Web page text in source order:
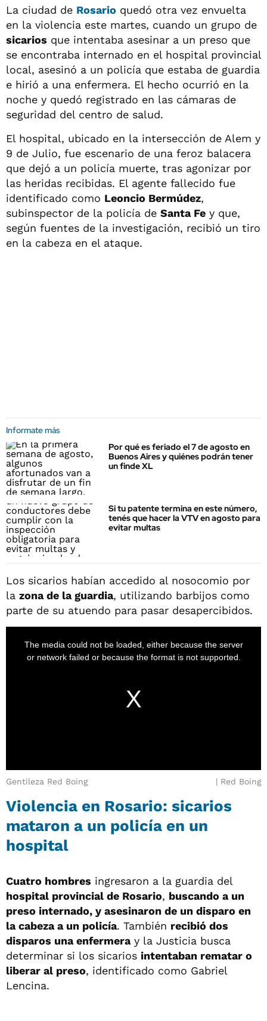
La ciudad de Rosario quedó otra vez envuelta
en la violencia este martes, cuando un grupo de
sicarios que intentaba asesinar a un preso que
se encontraba internado en el hospital provincial
local, asesinó a un policía que estaba de guardia
e hirió a una enfermera. El hecho ocurrió en la
noche y quedó registrado en las cámaras de
seguridad del centro de salud.
El hospital, ubicado en la intersección de Alem y
9 de Julio, fue escenario de una feroz balacera
que dejó a un policía muerte, tras agonizar por
las heridas recibidas. El agente fallecido fue
identificado como Leoncio Bermúdez,
subinspector de la policía de Santa Fe y que,
según fuentes de la investigación, recibió un tiro
en la cabeza en el ataque.
Informate más
Por qué es feriado el 7 de agosto en
Buenos Aires y quiénes podrán tener
un finde XL
Si tu patente termina en este número,
tenés que hacer la VTV en agosto para
evitar multas
Los sicarios habían accedido al nosocomio por
la zona de la guardia, utilizando barbijos como
parte de su atuendo para pasar desapercibidos.
Gentileza Red Boing Red Boing
Violencia en Rosario: sicarios
mataron a un policía en un
hospital
Cuatro hombres ingresaron a la guardia del
hospital provincial de Rosario, buscando a un
preso internado, y asesinaron de un disparo en
la cabeza a un policía. También recibió dos
disparos una enfermeray la Justicia busca
determinar si los sicarios intentaban rematar o
liberar al preso, identificado como Gabriel
Lencina.